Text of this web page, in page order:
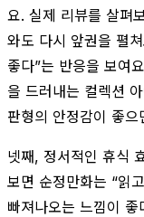
요. 실제 리뷰를 살펴
와도 다시 앞권을 펼
좋다”는 반응을 보여
을 드러내는 컬렉션
판형의 안정감이 좋
넷째, 정서적인 휴식
보면 순정만화는 “읽
빠져나오는 느낌이